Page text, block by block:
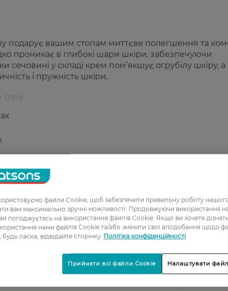
подарує вашим стопам миттєве полегшення та
проникає в глибокі шари шкіри, забезпечуючи
у складі крем пом’якшує огрубілу шкіру, а
і пружність шкіри.
слідів
файли Cookie, щоб забезпечити правильну роботу
вам максимально зручні можливості. Продовжуючи використання
погоджуєтесь на використання файлів Cookie. Якщо ви хочете
нами файлів Cookie та/або змінити свої вподобання щодо
ласка, відвідайте сторінку Політіка конфіденційності
Налаштувати
Прийняти всі файли Cookie